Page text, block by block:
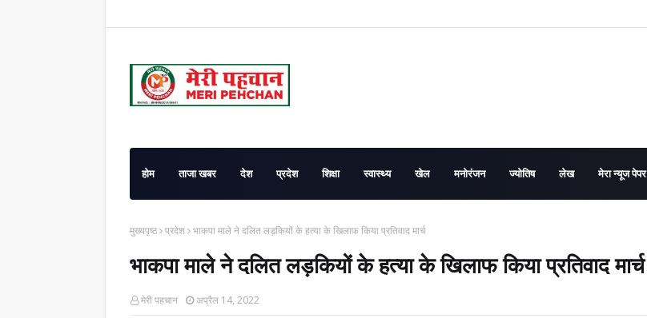
होम ताजा खबर देश प्रदेश शिक्षा स्वास्थ्य खेल मनोरंजन ज्योतिष लेख मेरा न्यूज पेपर
मुख्यपृष्ठ प्रदेश भाकपा माले ने दलित लड़कियों के हत्या के खिलाफ किया प्रतिवाद मार्च
भाकपा माले ने दलित लड़कियों के हत्या के खिलाफ किया प्रतिवाद मार्च
मेरी पहचान अप्रैल 14, 2022